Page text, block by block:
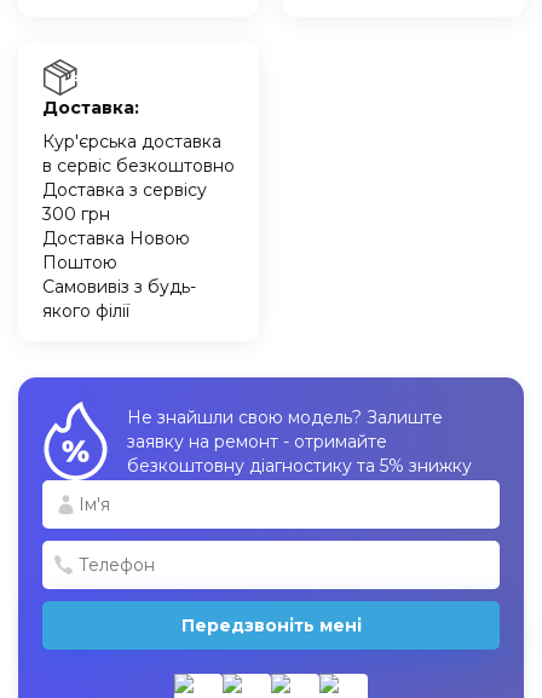
Доставка:
Кур'єрська доставка
в сервіс безкоштовно
Доставка з сервісу
300 грн
Доставка Новою
Поштою
Самовивіз з будь-
якого філії
Не знайшли свою модель? Залиште
заявку на ремонт - отримайте
безкоштовну діагностику та 5% знижку
Передзвоніть мені